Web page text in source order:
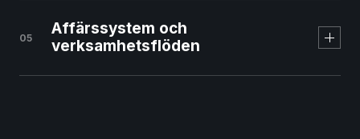
05
Affärssystem och
verksamhetsflöden